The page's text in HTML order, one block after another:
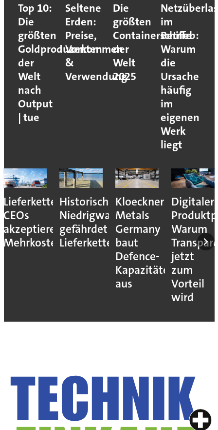
Top 10:
Die
größten
Goldproduzenten
der
Welt
nach
Output
| tue
Seltene
Erden:
Preise,
Vorkommen
&
Verwendung
Die
größten
Containerschiffe
der
Welt
2025
im
Betrieb:
Warum
die
Ursache
häufig
im
eigenen
Werk
liegt
Lieferkettenresilienz:
CEOs
akzeptieren
Mehrkosten
Historisches
Niedrigwasser
gefährdet
Lieferketten
Kloeckner
Metals
Germany
baut
Defence-
Kapazitäten
aus
Digitaler
Warum
jetzt
zum
Vorteil
wird